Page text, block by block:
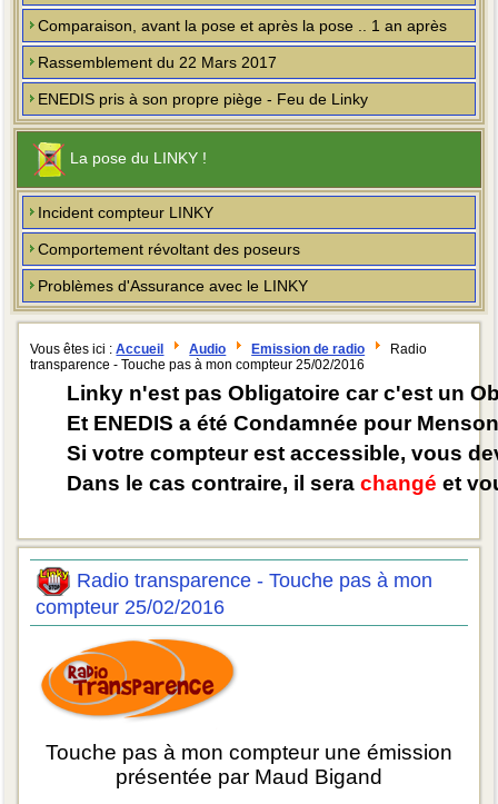
Comparaison, avant la pose et après la pose .. 1 an après
Rassemblement du 22 Mars 2017
ENEDIS pris à son propre piège - Feu de Linky
La pose du LINKY !
Incident compteur LINKY
Comportement révoltant des poseurs
Problèmes d'Assurance avec le LINKY
Vous êtes ici :Accueil Audio Emission de radio
Radio
transparence - Touche pas à mon compteur 25/02/2016
Linky n'est pas Obligatoire car c'est un
Et ENEDIS a été Condamnée pour
Si votre compteur est accessible, vous
Dans le cas contraire, il serachangé et
Radio transparence - Touche pas à mon
compteur 25/02/2016
Touche pas à mon compteur une émission
présentée par Maud Bigand